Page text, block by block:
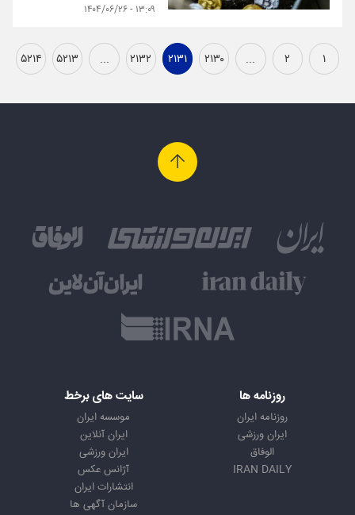
۱۳:۰۹ - ۱۴۰۴/۰۶/۲۶
۱ ۲ ... ۲۱۳۰ ۲۱۳۱ ۲۱۳۲ ... ۵۲۱۳ ۵۲۱۴
روزنامه ها
روزنامه ایران
ایران ورزشی
الوفاق
IRAN DAILY
سایت های برخط
موسسه ایران
ایران آنلاین
ایران ورزشی
آژانس عکس
انتشارات ایران
سازمان آگهی ها